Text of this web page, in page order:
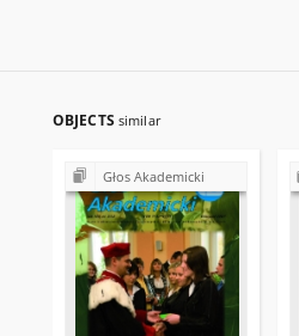
OBJECTS similar
Głos Akademicki